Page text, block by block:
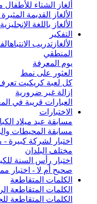
ألغاز الشتاء للأطفال من 7 إلى 8 سنوات - 30 مشكلة
الألغاز القديمة
الألغاز باللغة
التفكير
الألغاز تدريب الانتباه
المنطقي
يوم المعرفة
العثور على نمط
كل لعبة كريكيت
إزالة غير ضرورية
العبارات قريبة في
الاختبارات
مسابقة عيد ميلاد
مسابقة المحيطات
اختبار لشركة كبيرة
مختلف البلدان
اختبار رأس السنة
صحيح أم لا - اختبار
الكلمات المتقاطعة
الكلمات المتقاطعة
الكلمات المتقاطعة